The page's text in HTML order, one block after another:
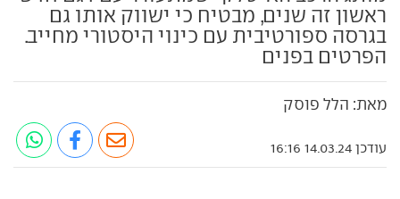
ראשון זה שנים, מבטיח כי ישווק אותו גם
בגרסה ספורטיבית עם כינוי היסטורי מחייב.
הפרטים בפנים
מאת: הלל פוסק
עודכן 14.03.24 16:16